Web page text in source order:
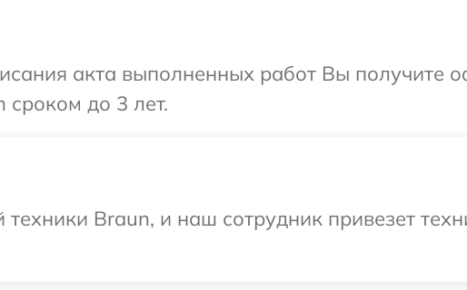
акта выполненных работ Вы получите
сроком до 3 лет.
Braun, и наш сотрудник привезет